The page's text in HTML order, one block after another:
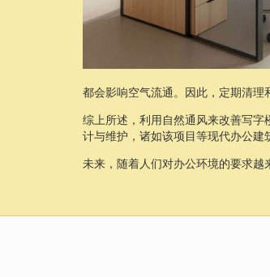
都会影响空气流通。因此，定期清理
综上所述，利用自然通风来改善写
计与维护，诸如该项目等现代办公建
未来，随着人们对办公环境的要求越